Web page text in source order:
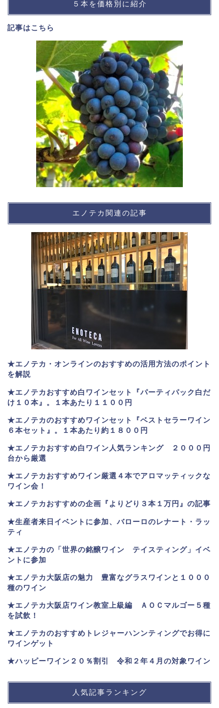
５本を価格別に紹介
記事はこちら
エノテカ関連の記事
★エノテカ・オンラインのおすすめの活用方法のポイント
を解説
★エノテカおすすめ白ワインセット『パーティパック白だ
け１０本』。１本あたり１１００円
★エノテカのおすすめワインセット『ベストセラーワイン
６本セット』。
１本あたり約１８００円
★エノテカおすすめ白ワイン人気ランキング ２０００円
台から厳選
★エノテカおすすめワイン厳選４本でアロマッティックな
ワイン会！
★エノテカおすすめの企画『よりどり３本１万円』の記事
★生産者来日イベントに参加、バローロのレナート・ラッ
ティ
★エノテカの「世界の銘醸ワイン テイスティング」イベ
ントに参加
★エノテカ大阪店の魅力 豊富なグラスワインと１０００
種のワイン
★エノテカ大阪店ワイン教室上級編 ＡＯＣマルゴー５種
を試飲！
★エノテカのおすすめトレジャーハンンティングでお得に
ワインゲット
★ハッピーワイン２０％割引 令和２年４月の対象ワイン
人気記事ランキング